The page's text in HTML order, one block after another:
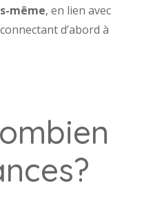
même, en lien avec
d’abord à